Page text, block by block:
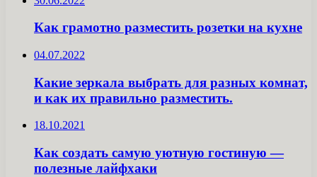
Как грамотно разместить розетки на кухне
04.07.2022
Какие зеркала выбрать для разных комнат,
и как их правильно разместить.
18.10.2021
Как создать самую уютную гостиную —
полезные лайфхаки